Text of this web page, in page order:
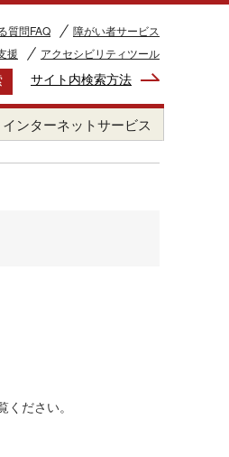
質問FAQ
障がい者サービス
援 アクセシビリティツール
サイト内検索方法
インターネットサービス
ださい。